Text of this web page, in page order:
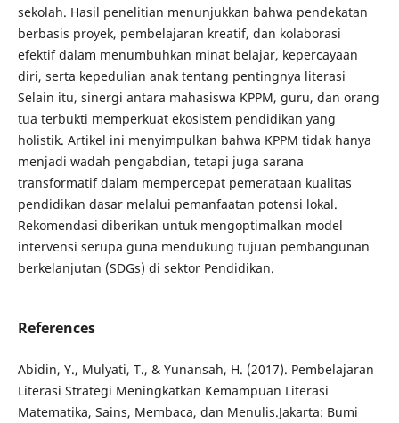
sekolah. Hasil penelitian menunjukkan bahwa pendekatan
berbasis proyek, pembelajaran kreatif, dan kolaborasi
efektif dalam menumbuhkan minat belajar, kepercayaan
diri, serta kepedulian anak tentang pentingnya literasi
Selain itu, sinergi antara mahasiswa KPPM, guru, dan orang
tua terbukti memperkuat ekosistem pendidikan yang
holistik. Artikel ini menyimpulkan bahwa KPPM tidak hanya
menjadi wadah pengabdian, tetapi juga sarana
transformatif dalam mempercepat pemerataan kualitas
pendidikan dasar melalui pemanfaatan potensi lokal.
Rekomendasi diberikan untuk mengoptimalkan model
intervensi serupa guna mendukung tujuan pembangunan
berkelanjutan (SDGs) di sektor Pendidikan.
References
Abidin, Y., Mulyati, T., & Yunansah, H. (2017). Pembelajaran
Literasi Strategi Meningkatkan Kemampuan Literasi
Matematika, Sains, Membaca, dan Menulis.Jakarta: Bumi